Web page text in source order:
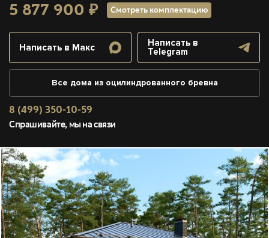
5 877 900 ₽ Смотреть комплектацию
Написать в Макс
Написать в
Telegram
Все дома из оцилиндрованного бревна
8 (499) 350-10-59
Спрашивайте, мы на связи